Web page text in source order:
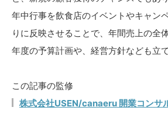
年中行事を飲食店のイベントやキャン
りに反映させることで、年間売上の全
年度の予算計画や、経営方針なども立
この記事の監修
株式会社USEN/canaeru 開業コンサ